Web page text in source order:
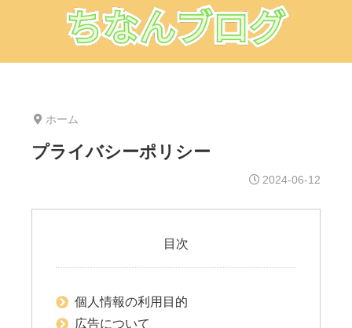
ホーム
プライバシーポリシー
2024-06-12
目次
個人情報の利用目的
広告について